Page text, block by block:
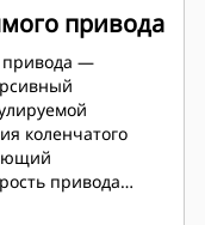
привода
привода —
коленчатого
привода